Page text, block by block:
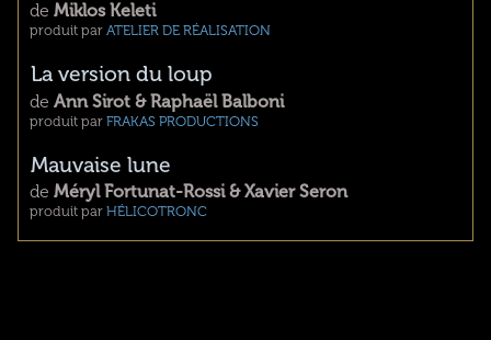
de Miklos Keleti
produit par ATELIER DE RÉALISATION
La version du loup
de Ann Sirot & Raphaël Balboni
produit par FRAKAS PRODUCTIONS
Mauvaise lune
de Méryl Fortunat-Rossi & Xavier Seron
produit par HÉLICOTRONC